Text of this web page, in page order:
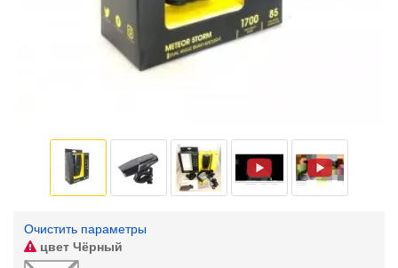
Очистить параметры
цвет Чёрный